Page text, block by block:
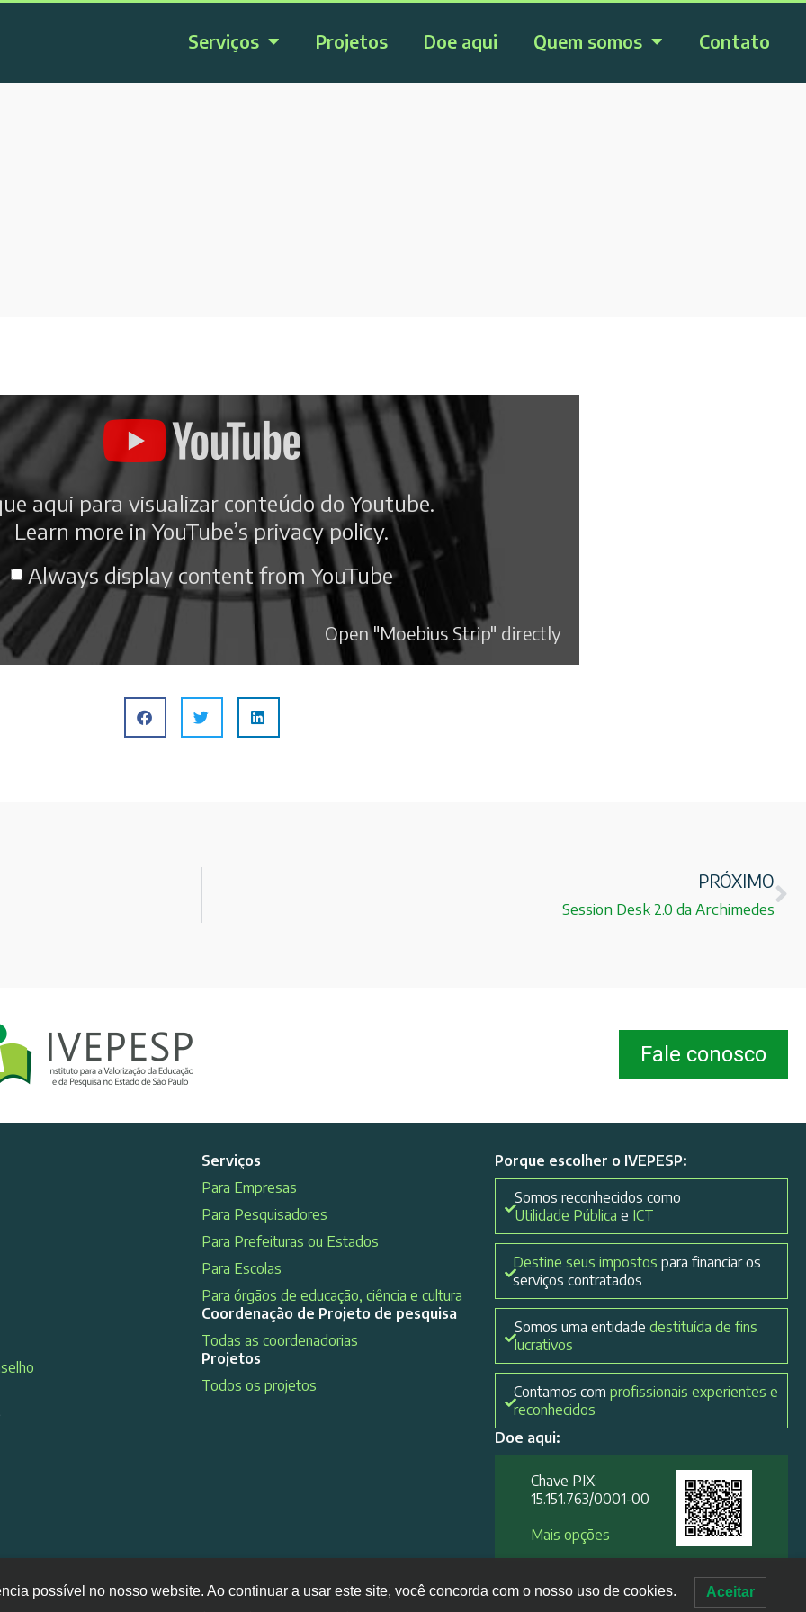
Serviços Projetos Doe aqui Quem somos Contato
aqui para visualizar conteúdo do Youtube.
Learn more inYouTube’s privacy policy.
Always display content from YouTube
Open "Moebius Strip" directly
PRÓXIMO
Session Desk 2.0 da Archimedes
Fale conosco
Serviços
Para Empresas
Para Pesquisadores
Para Prefeituras ou Estados
Para Escolas
Para órgãos de educação, ciência e cultura
Coordenação de Projeto de pesquisa
Todas as coordenadorias
Projetos
Todos os projetos
Porque escolher o IVEPESP:
Somos reconhecidos como
Utilidade Pública e ICT
Destine seus impostos para financiar os
serviços contratados
Somos uma entidadedestituída de fins
lucrativos
Contamos com profissionais experientes e
reconhecidos
Doe aqui:
Chave PIX:
15.151.763/0001-00​
Mais opções
possível no nosso website. Ao continuar a usar este site, você concorda com o nosso uso de cookies. Aceitar